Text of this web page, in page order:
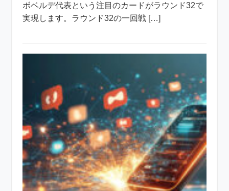
ボベルデ代表という注目のカードがラウンド32で
実現します。ラウンド32の一回戦 […]